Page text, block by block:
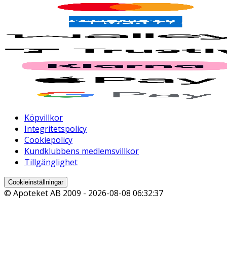
Köpvillkor
Integritetspolicy
Cookiepolicy
Kundklubbens medlemsvillkor
Tillgänglighet
Cookieinställningar
© Apoteket AB 2009 - 2026-08-08 06:32:37